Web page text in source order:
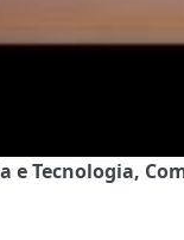
e Tecnologia,